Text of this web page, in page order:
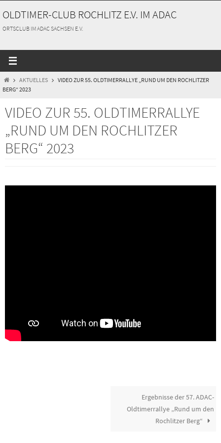
Inhalt
springen
OLDTIMER-CLUB ROCHLITZ E.V. IM ADAC
ORTSCLUB IM ADAC SACHSEN E.V.
STARTAKTUELLES
VIDEO ZUR 55. OLDTIMERRALLYE „RUND UM DEN ROCHLITZER
BERG“ 2023
VIDEO ZUR 55. OLDTIMERRALLYE
„RUND UM DEN ROCHLITZER
BERG“ 2023
Ergebnisse der 57. ADAC-
Oldtimerrallye „Rund um den
Rochlitzer Berg“